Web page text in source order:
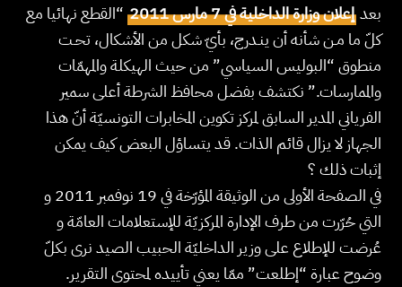
بعد إعلان وزارة الداخلية في 7 مارس 2011
“القطع نهائيا مع
كلّ ما مـن شأنه أن ينـدرج، بأيّ شكل من الأشكال، تحـت
منطوق “البوليس السياسي” من حيث الهيكلة والمهمّات
والممارسات.” نكتشف بفضل محافظ الشرطة أعلى سمير
الفرياني المدير السابق لمركز تكوين المخابرات التونسيّة أنّ هذا
الجهاز لا يزال قائم الذات. قد يتساؤل البعض كيف يمكن
إثبات ذلك ؟
في الصفحة الأولى من الوثيقة المؤرّخة في 19 نوفمبر 2011 و
التي حُرّرت من طرف الإدارة المركزيّة للإستعلامات العامّة و
عُرضت للإطلاع على وزير الداخليّة الحبيب الصيد نرى بكلّ
وضوح عبارة “إطلعت” ممّا يعني تأييده لمحتوى التقرير.